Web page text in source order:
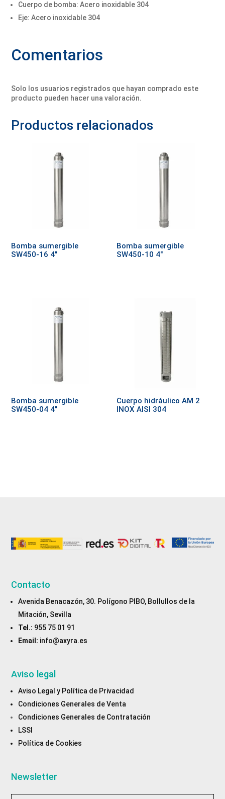
Cuerpo de bomba: Acero inoxidable 304
Eje: Acero inoxidable 304
Comentarios
Solo los usuarios registrados que hayan comprado este
producto pueden hacer una valoración.
Productos relacionados
Bomba sumergible
SW450-16 4″
Bomba sumergible
SW450-10 4″
Bomba sumergible
SW450-04 4″
Cuerpo hidráulico AM 2
INOX AISI 304
Contacto
Avenida Benacazón, 30. Polígono PIBO, Bollullos de la
Mitación, Sevilla
Tel.: 955 75 01 91
Email: info@axyra.es
Aviso legal
Aviso Legal y Política de Privacidad
Condiciones Generales de Venta
Condiciones Generales de Contratación
LSSI
Política de Cookies
Newsletter